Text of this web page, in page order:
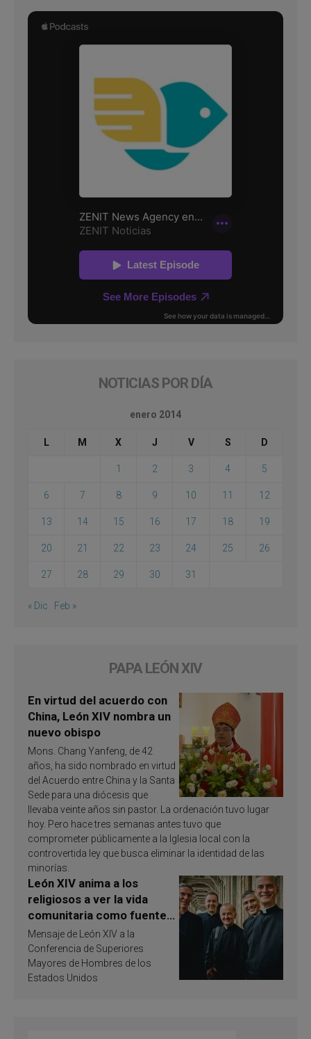
NOTICIAS POR DÍA
enero 2014
L M X J V S D
1 2 3 4 5
6 7 8 9 10 11 12
13 14 15 16 17 18 19
20 21 22 23 24 25 26
27 28 29 30 31
« Dic Feb »
PAPA LEÓN XIV
En virtud del acuerdo con
China, León XIV nombra un
nuevo obispo
Mons. Chang Yanfeng, de 42
años, ha sido nombrado en virtud
del Acuerdo entre China y la Santa
Sede para una diócesis que
llevaba veinte años sin pastor. La ordenación tuvo lugar
hoy. Pero hace tres semanas antes tuvo que
comprometer públicamente a la Iglesia local con la
controvertida ley que busca eliminar la identidad de las
minorías.
León XIV anima a los
religiosos a ver la vida
comunitaria como fuente
de inspiración y
santificación
Mensaje de León XIV a la
Conferencia de Superiores
Mayores de Hombres de los
Estados Unidos